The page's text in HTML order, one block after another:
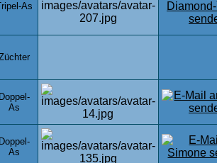
As
Doppel-
As
Doppel-
As